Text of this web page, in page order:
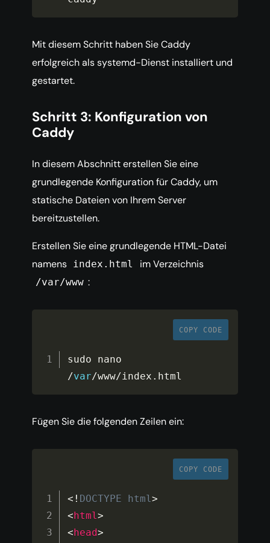
Mit diesem Schritt haben Sie Caddy
erfolgreich als systemd-Dienst installiert und
gestartet.
Schritt 3: Konfiguration von
Caddy
In diesem Abschnitt erstellen Sie eine
grundlegende Konfiguration für Caddy, um
statische Dateien von Ihrem Server
bereitzustellen.
Erstellen Sie eine grundlegende HTML-Datei
namens index.html im Verzeichnis
/var/www :
COPY CODE
/var/www/index . html
Fügen Sie die folgenden Zeilen ein:
COPY CODE
<! DOCTYPE html>
< html>
< head>